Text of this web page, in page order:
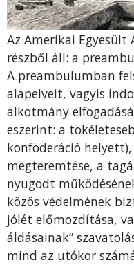
Az Amerikai
részből áll: a
A preambulumban
alapelveit, vagyis
alkotmány
eszerint: a
konföderáció helyett),
megteremtése, a
nyugodt
közös védelmének
jólét előmozdítása,
áldásainak”
mind az utókor